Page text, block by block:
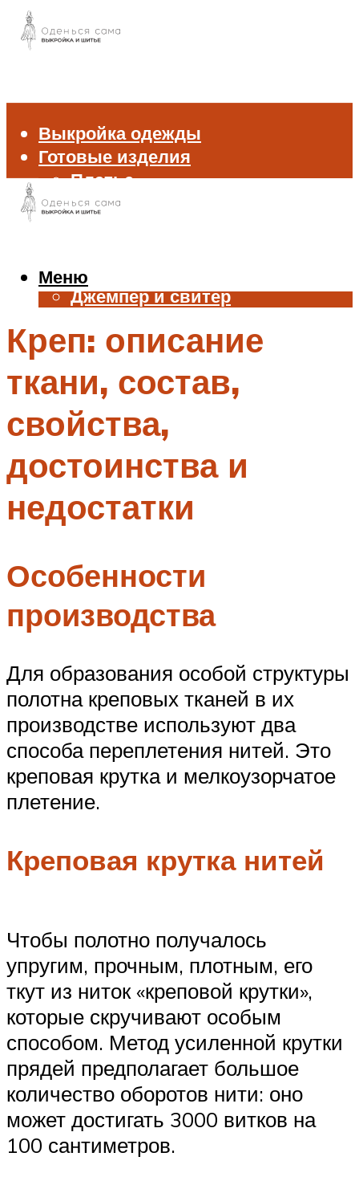
Выкройка одежды
Готовые изделия
Платье
Брюки
Жилет
Джемпер и свитер
Аксессуары
Меню
Меню
Креп: описание
ткани, состав,
свойства,
достоинства и
недостатки
Особенности
производства
Для образования особой структуры
полотна креповых тканей в их
производстве используют два
способа переплетения нитей. Это
креповая крутка и мелкоузорчатое
плетение.
Креповая крутка нитей
Чтобы полотно получалось
упругим, прочным, плотным, его
ткут из ниток «креповой крутки»,
которые скручивают особым
способом. Метод усиленной крутки
прядей предполагает большое
количество оборотов нити: оно
может достигать 3000 витков на
100 сантиметров.